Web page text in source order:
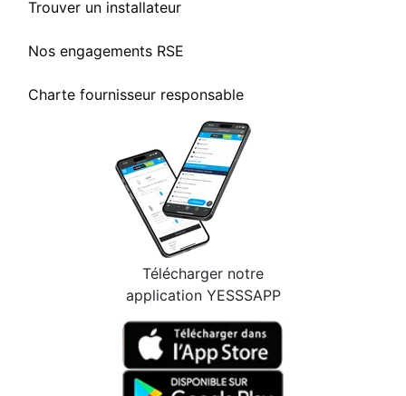
Trouver un installateur
Nos engagements RSE
Charte fournisseur responsable
Télécharger notre
application YESSSAPP